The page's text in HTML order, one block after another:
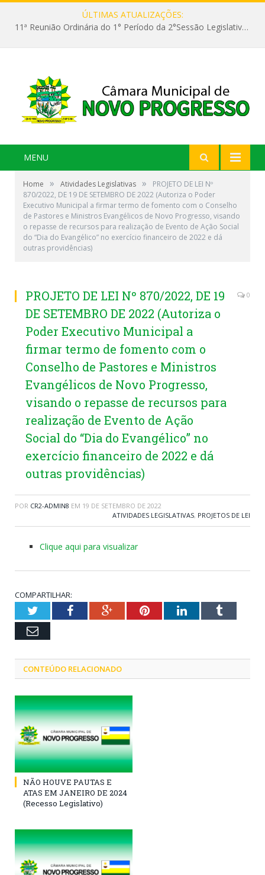
ÚLTIMAS ATUALIZAÇÕES:
11ª Reunião Ordinária do 1° Período da 2°Sessão Legislativa da 9ª Legislatura do Poder Legislativo
MENU
Home » Atividades Legislativas »
PROJETO DE LEI Nº
870/2022, DE 19 DE SETEMBRO DE 2022 (Autoriza o Poder
Executivo Municipal a firmar termo de fomento com o Conselho
de Pastores e Ministros Evangélicos de Novo Progresso, visando
o repasse de recursos para realização de Evento de Ação Social
do “Dia do Evangélico” no exercício financeiro de 2022 e dá
outras providências)
PROJETO DE LEI Nº 870/2022, DE 19
DE SETEMBRO DE 2022 (Autoriza o
Poder Executivo Municipal a
firmar termo de fomento com o
Conselho de Pastores e Ministros
Evangélicos de Novo Progresso,
visando o repasse de recursos para
realização de Evento de Ação
Social do “Dia do Evangélico” no
exercício financeiro de 2022 e dá
outras providências)
0
POR CR2-ADMIN8 EM 19 DE SETEMBRO DE 2022
ATIVIDADES LEGISLATIVAS, PROJETOS DE LEI
Clique aqui para visualizar
COMPARTILHAR:
TwitterFacebookGoogle+PinterestLinkedInTumblr
Email
CONTEÚDO RELACIONADO
NÃO HOUVE PAUTAS E
ATAS EM JANEIRO DE 2024
(Recesso Legislativo)